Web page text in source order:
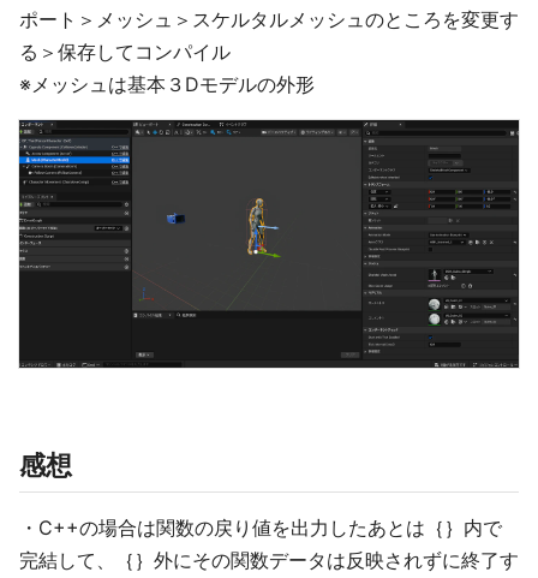
ポート＞メッシュ＞スケルタルメッシュのところを変更す
る＞保存してコンパイル
※メッシュは基本３Dモデルの外形
感想
・C++の場合は関数の戻り値を出力したあとは｛｝内で
完結して、｛｝外にその関数データは反映されずに終了す